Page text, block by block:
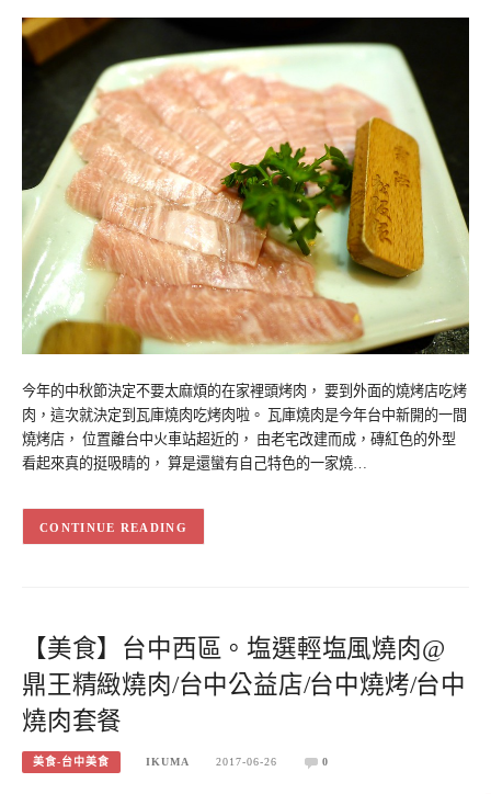
今年的中秋節決定不要太麻煩的在家裡頭烤肉， 要到外面的燒烤店吃烤
肉，這次就決定到瓦庫燒肉吃烤肉啦。 瓦庫燒肉是今年台中新開的一間
燒烤店， 位置離台中火車站超近的， 由老宅改建而成，磚紅色的外型
看起來真的挺吸睛的， 算是還蠻有自己特色的一家燒…
CONTINUE READING
【美食】台中西區。塩選輕塩風燒肉@
鼎王精緻燒肉/台中公益店/台中燒烤/台中
燒肉套餐
美食-台中美食 IKUMA 2017-06-26 0